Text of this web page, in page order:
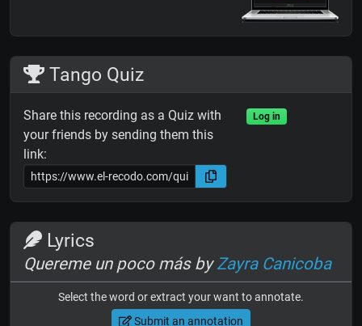
Tango Quiz
Share this recording as a Quiz with
your friends by sending them this
link:
Log in
Lyrics
Quereme un poco más byZayra Canicoba
Select the word or extract your want to annotate.
Submit an annotation